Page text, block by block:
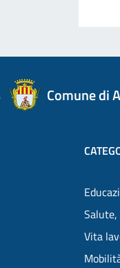
Comune di
Salute,
Vita